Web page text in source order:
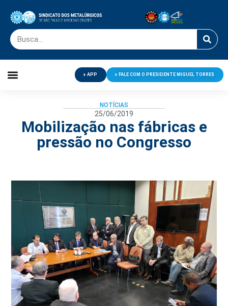
APP FALE COM O PRESIDENTE MIGUEL TORRES
NOTÍCIAS
25/06/2019
Mobilização nas fábricas e
pressão no Congresso